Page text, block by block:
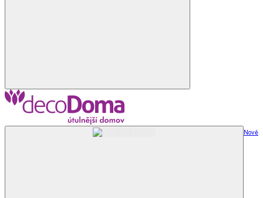
Nově